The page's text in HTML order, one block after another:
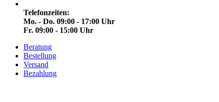
Telefonzeiten:
Mo. - Do. 09:00 - 17:00 Uhr
Fr. 09:00 - 15:00 Uhr
Beratung
Bestellung
Versand
Bezahlung